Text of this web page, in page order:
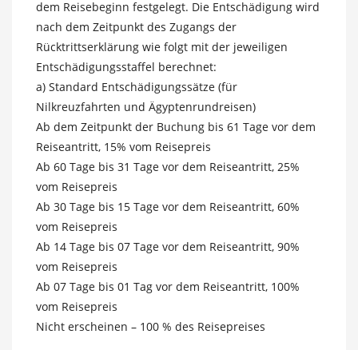
dem Reisebeginn festgelegt. Die Entschädigung wird
nach dem Zeitpunkt des Zugangs der
Rücktrittserklärung wie folgt mit der jeweiligen
Entschädigungsstaffel berechnet:
a) Standard Entschädigungssätze (für
Nilkreuzfahrten und Ägyptenrundreisen)
Ab dem Zeitpunkt der Buchung bis 61 Tage vor dem
Reiseantritt, 15% vom Reisepreis
Ab 60 Tage bis 31 Tage vor dem Reiseantritt, 25%
vom Reisepreis
Ab 30 Tage bis 15 Tage vor dem Reiseantritt, 60%
vom Reisepreis
Ab 14 Tage bis 07 Tage vor dem Reiseantritt, 90%
vom Reisepreis
Ab 07 Tage bis 01 Tag vor dem Reiseantritt, 100%
vom Reisepreis
Nicht erscheinen – 100 % des Reisepreises